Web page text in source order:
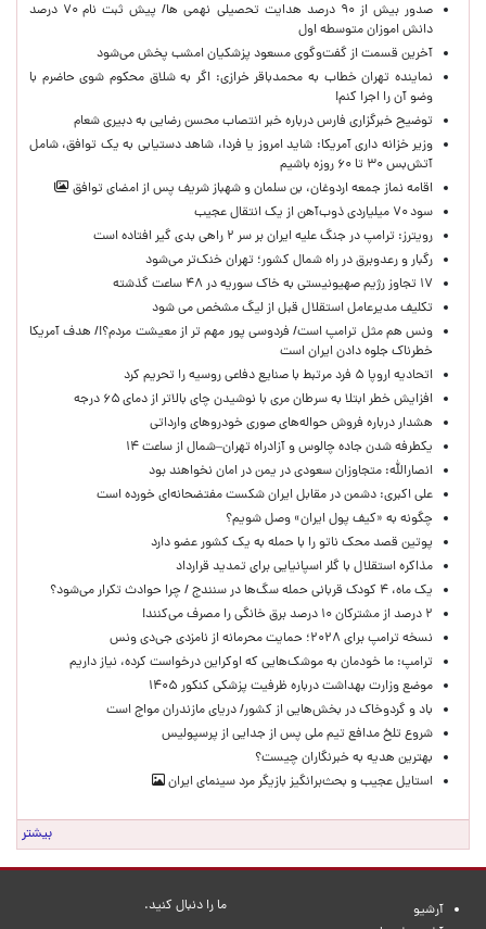
صدور بیش از ۹۰ درصد هدایت تحصیلی نهمی ها/ پیش ثبت نام ۷۰ درصد
دانش اموزان متوسطه اول
آخرین قسمت از گفت‌وگوی مسعود پزشکیان امشب پخش می‌شود
نماینده تهران خطاب به محمدباقر خرازی: اگر به شلاق محکوم شوی حاضرم با
وضو آن را اجرا کنم!
توضیح خبرگزاری فارس درباره خبر انتصاب محسن رضایی به دبیری شعام
وزیر خزانه داری آمریکا: شاید امروز یا فردا، شاهد دستیابی به یک توافق، شامل
آتش‌بس ۳۰ تا ۶۰ روزه باشیم
اقامه نماز جمعه اردوغان، بن ‌سلمان و شهباز شریف پس از امضای توافق
سود ۷۰ میلیاردی ذوب‌آهن از یک انتقال عجیب
رویترز: ترامپ در جنگ علیه ایران بر سر ۲ راهی بدی گیر افتاده است
رگبار و رعدوبرق در راه شمال کشور؛ تهران خنک‌تر می‌شود
۱۷ تجاوز رژیم صهیونیستی به خاک سوریه در ۴۸ ساعت گذشته
تکلیف مدیرعامل استقلال قبل از لیگ مشخص می شود
ونس هم مثل ترامپ است/ فردوسی پور مهم تر از معیشت مردم؟!/ هدف آمریکا
خطرناک جلوه دادن ایران است
اتحادیه اروپا ۵ فرد مرتبط با صنایع دفاعی روسیه را تحریم کرد
افزایش خطر ابتلا به سرطان مری با نوشیدن چای بالاتر از دمای ۶۵ درجه
هشدار درباره فروش حواله‌های صوری خودروهای وارداتی
یکطرفه شدن جاده چالوس و آزادراه تهران–شمال از ساعت ۱۴
انصارالله: متجاوزان سعودی در یمن در امان نخواهند بود
علی اکبری: دشمن در مقابل ایران شکست مفتضحانه‌ای خورده است
چگونه به «کیف پول ایران» وصل شویم؟
پوتین قصد محک ناتو را با حمله به یک کشور عضو دارد
مذاکره استقلال با گلر اسپانیایی برای تمدید قرارداد
یک ماه، ۴ کودک قربانی حمله سگ‌ها در سنندج / چرا حوادث تکرار می‌شود؟
۲ درصد از مشترکان ۱۰ درصد برق خانگی را مصرف می‌کنند!
نسخه ترامپ برای ۲۰۲۸؛ حمایت محرمانه از نامزدی جی‌دی ونس
ترامپ: ما خودمان به موشک‌هایی که اوکراین درخواست کرده، نیاز داریم
موضع وزارت بهداشت درباره ظرفیت پزشکی کنکور ۱۴۰۵
باد و گردوخاک در بخش‌هایی از کشور/ دریای مازندران مواج است
شروع تلخ مدافع تیم ملی پس از جدایی از پرسپولیس
بهترین هدیه به خبرنگاران چیست؟
استایل عجیب و بحث‌برانگیز بازیگر مرد سینمای ایران
بیشتر
آرشیو
ما را دنبال کنید.